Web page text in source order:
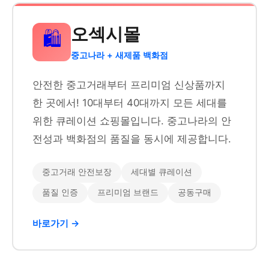
🛍️ 오섹시몰
중고나라 + 새제품 백화점
안전한 중고거래부터 프리미엄 신상품까지
한 곳에서! 10대부터 40대까지 모든 세대를
위한 큐레이션 쇼핑몰입니다. 중고나라의 안
전성과 백화점의 품질을 동시에 제공합니다.
중고거래 안전보장 세대별 큐레이션
품질 인증 프리미엄 브랜드 공동구매
바로가기 →